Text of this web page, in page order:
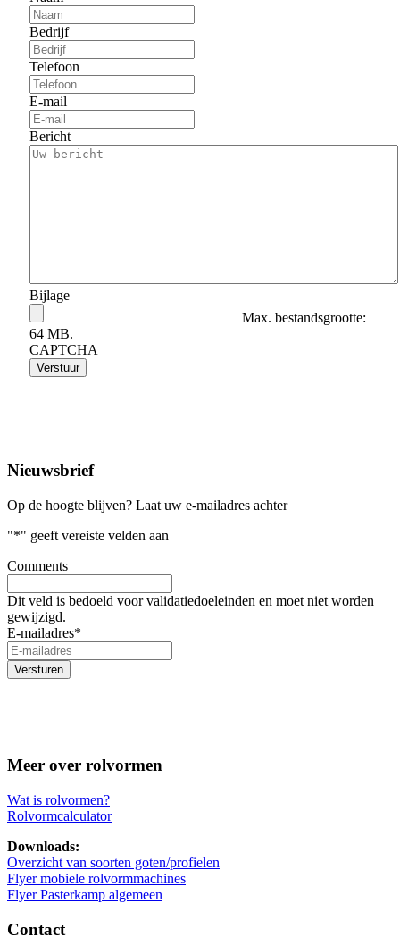
Bedrijf
Telefoon
E-mail
Bericht
Bijlage
Max. bestandsgrootte:
64 MB.
CAPTCHA
Nieuwsbrief
Op de hoogte blijven? Laat uw e-mailadres achter
"*" geeft vereiste velden aan
Comments
Dit veld is bedoeld voor validatiedoeleinden en moet niet worden
gewijzigd.
E-mailadres*
Meer over rolvormen
Wat is rolvormen?
Rolvormcalculator
Downloads:
Overzicht van soorten goten/profielen
Flyer mobiele rolvormmachines
Flyer Pasterkamp algemeen
Contact